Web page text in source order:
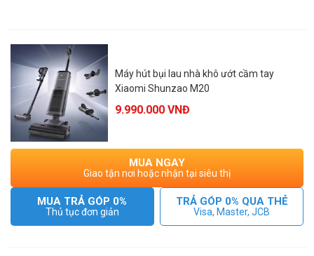
Máy hút bụi lau nhà khô ướt cầm tay
Xiaomi Shunzao M20
9.990.000 VNĐ
MUA NGAY
Giao tận nơi hoặc nhận tại siêu thị
MUA TRẢ GÓP 0%
Thủ tục đơn giản
TRẢ GÓP 0% QUA THẺ
Visa, Master, JCB